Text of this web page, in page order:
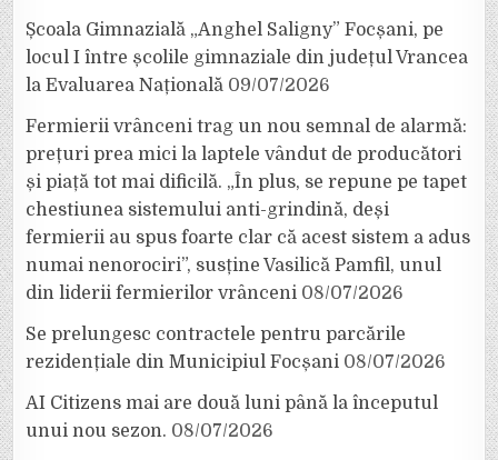
Școala Gimnazială „Anghel Saligny” Focșani, pe
locul I între școlile gimnaziale din județul Vrancea
la Evaluarea Națională 09/07/2026
Fermierii vrânceni trag un nou semnal de alarmă:
prețuri prea mici la laptele vândut de producători
și piață tot mai dificilă. „În plus, se repune pe tapet
chestiunea sistemului anti-grindină, deși
fermierii au spus foarte clar că acest sistem a adus
numai nenorociri”, susține Vasilică Pamfil, unul
din liderii fermierilor vrânceni 08/07/2026
Se prelungesc contractele pentru parcările
rezidențiale din Municipiul Focșani 08/07/2026
AI Citizens mai are două luni până la începutul
unui nou sezon. 08/07/2026